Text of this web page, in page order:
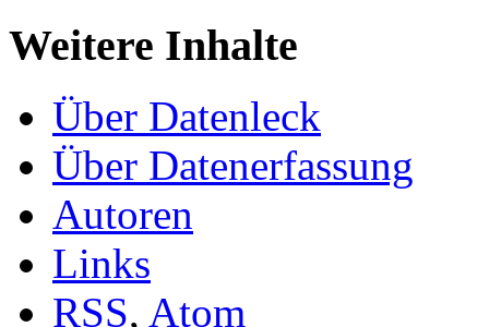
Weitere Inhalte
Über Datenleck
Über Datenerfassung
Autoren
Links
RSS, Atom